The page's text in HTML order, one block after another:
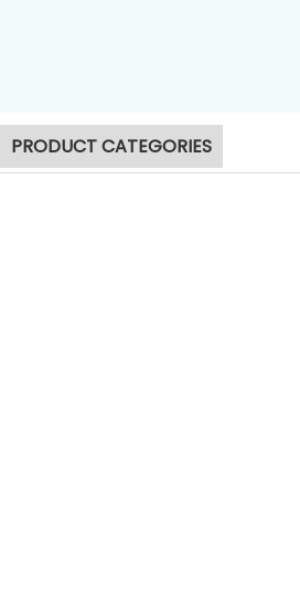
PRODUCT CATEGORIES